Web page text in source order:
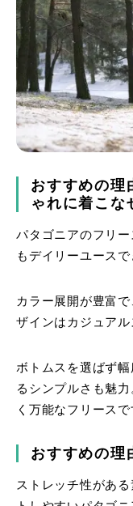
おすすめの理
ゃれに着こな
パタゴニアのフリ
もデイリーユースで
カラー展開が豊富
ザインはカジュアル
ボトムスを選ばず
るシンプルさも魅
く万能なフリースで
おすすめの
ストレッチ性があ